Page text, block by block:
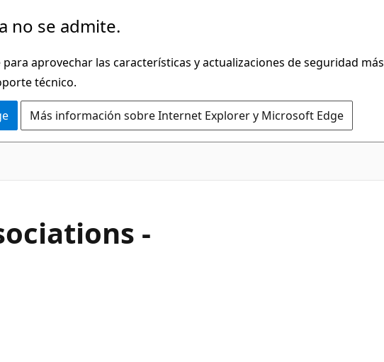
no se admite.
aprovechar las características y actualizaciones de seguridad más
técnico.
Más información sobre Internet Explorer y Microsoft Edge
-